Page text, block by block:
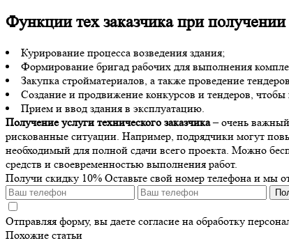
Функции тех заказчика при получении
Курирование процесса возведения здания;
Формирование бригад рабочих для выполнения
Закупка стройматериалов, а также проведение
Создание и продвижение конкурсов и тендеров,
Прием и ввод здания в эксплуатацию.
Получение услуги технического заказчика– очень важный
рискованные ситуации. Например, подрядчики могут
необходимый для полной сдачи всего проекта. Можно
средств и своевременностью выполнения работ.
Получи скидку 10% Оставьте свой номер телефона и мы
Отправляя форму, вы даете согласие на обработку
Похожие статьи